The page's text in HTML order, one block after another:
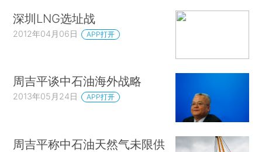
深圳LNG选址战
2012年04月06日 APP打开
周吉平谈中石油海外战略
2013年05月24日 APP打开
周吉平称中石油天然气未限供